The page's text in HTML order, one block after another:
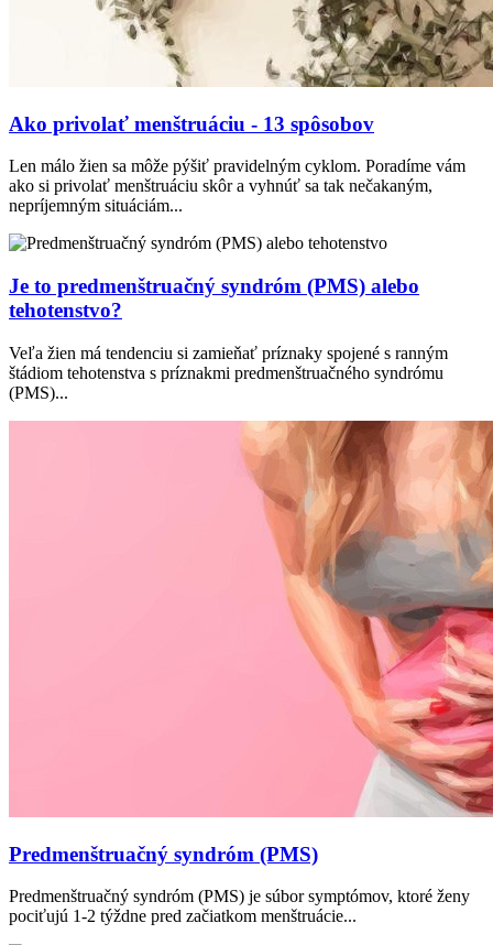
Ako privolať menštruáciu - 13 spôsobov
Len málo žien sa môže pýšiť pravidelným cyklom. Poradíme vám
ako si privolať menštruáciu skôr a vyhnúť sa tak nečakaným,
nepríjemným situáciám...
Je to predmenštruačný syndróm (PMS) alebo
tehotenstvo?
Veľa žien má tendenciu si zamieňať príznaky spojené s ranným
štádiom tehotenstva s príznakmi predmenštruačného syndrómu
(PMS)...
Predmenštruačný syndróm (PMS)
Predmenštruačný syndróm (PMS) je súbor symptómov, ktoré ženy
pociťujú 1-2 týždne pred začiatkom menštruácie...